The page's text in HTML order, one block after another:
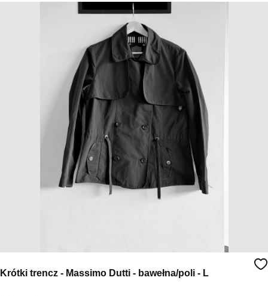
Krótki trencz - Massimo Dutti - bawełna/poli - L